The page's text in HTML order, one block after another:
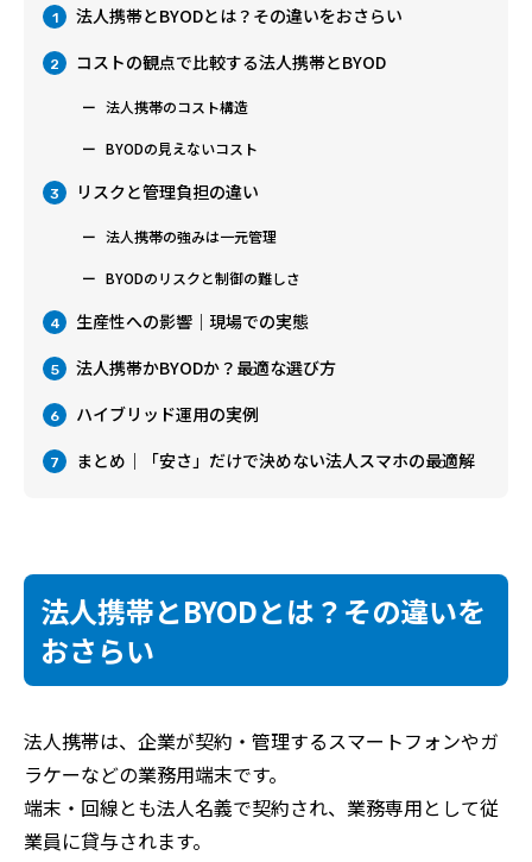
1 法人携帯とBYODとは？その違いをおさらい
2 コストの観点で比較する法人携帯とBYOD
法人携帯のコスト構造
BYODの見えないコスト
3 リスクと管理負担の違い
法人携帯の強みは一元管理
BYODのリスクと制御の難しさ
4 生産性への影響｜現場での実態
5 法人携帯かBYODか？最適な選び方
6 ハイブリッド運用の実例
7 まとめ｜「安さ」だけで決めない法人スマホの最適解
法人携帯とBYODとは？その違いを
おさらい
法人携帯は、企業が契約・管理するスマートフォンやガ
ラケーなどの業務用端末です。
端末・回線とも法人名義で契約され、業務専用として従
業員に貸与されます。